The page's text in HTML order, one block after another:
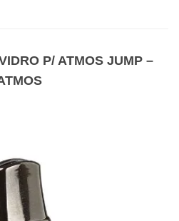
P/ ATMOS JUMP –